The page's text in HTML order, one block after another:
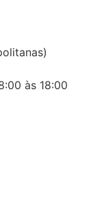
às 18:00